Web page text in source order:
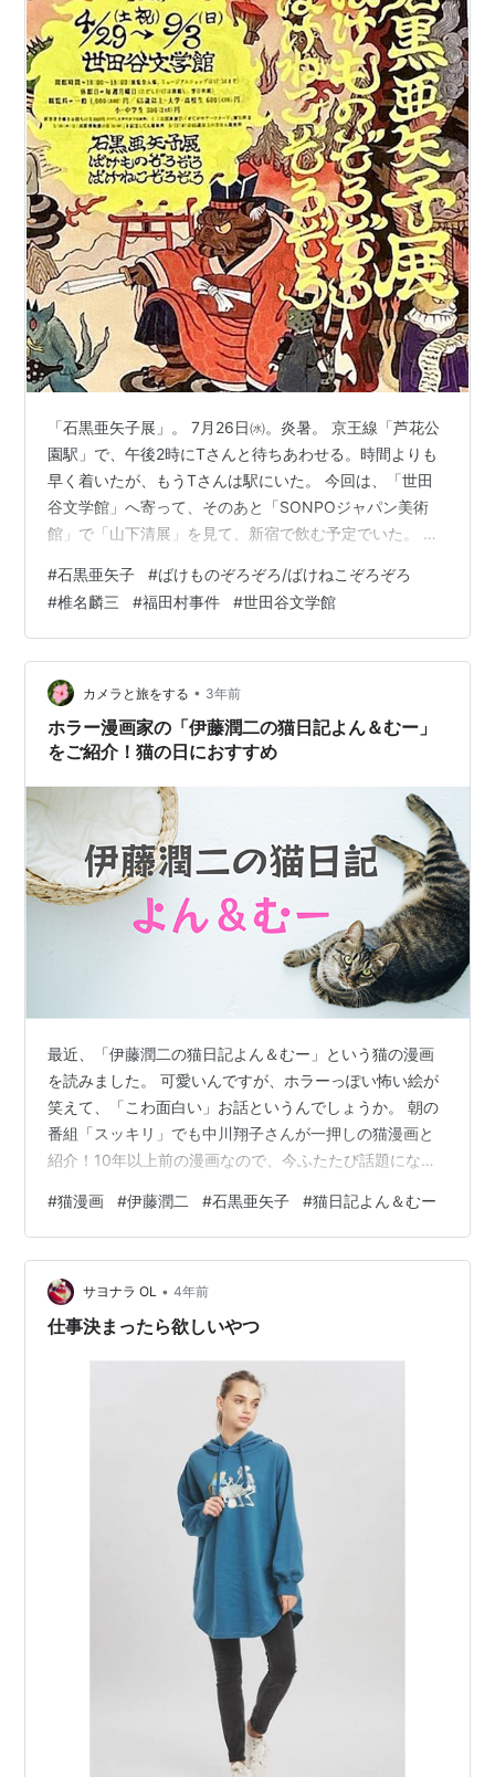
「石黒亜矢子展」。 7月26日㈬。炎暑。 京王線「芦花公
園駅」で、午後2時にTさんと待ちあわせる。時間よりも
早く着いたが、もうTさんは駅にいた。 今回は、「世田
谷文学館」へ寄って、そのあと「SONPOジャパン美術
館」で「山下清展」を見て、新宿で飲む予定でいた。 出
さまが眩しすぎる。 「芦花公園駅」は、「都会田舎」の
小さな駅で、周辺も静か。暑いのを除けば、ゆっくり話
しながら気持ちのいい散歩だった。７、８分で文学館へ
着く。 企画展は、「石黒亜矢子展」。「ばけものぞろぞ
ろ/ばけねこぞろぞろ」というコピーで、さまざまな動物
がばけものに変身する絵画が…
#石黒亜矢子 #ばけものぞろぞろ/ばけねこぞろぞろ
#椎名麟三 #福田村事件 #世田谷文学館
カメラと旅をする • 3年前
ホラー漫画家の「伊藤潤二の猫日記よん＆むー」
をご紹介！猫の日におすすめ
最近、「伊藤潤二の猫日記よん＆むー」という猫の漫画
を読みました。 可愛いんですが、ホラーっぽい怖い絵が
笑えて、「こわ面白い」お話というんでしょうか。 朝の
番組「スッキリ」でも中川翔子さんが一押しの猫漫画と
紹介！10年以上前の漫画なので、今ふたたび話題になっ
♡・愛猫家・今猫を飼っている方・とにかく大笑いした
い方・ほっこりしたい方 今日は2月22日猫の日というこ
ともあり、まだ読んだことのない方にもおすすめしたい
と思い、私もご紹介させていただきます！ 「猫日記よん
＆むー」の登場人物とあらすじ 「伊藤潤二の猫日記よん
#猫漫画 #伊藤潤二 #石黒亜矢子 #猫日記よん＆むー
サヨナラ OL • 4年前
仕事決まったら欲しいやつ